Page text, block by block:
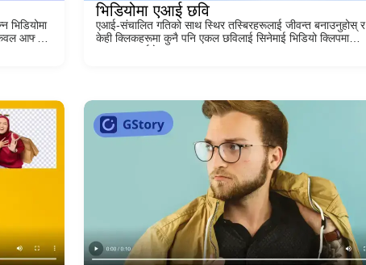
भिडियोमा
आफ्नो
भिडियोमा एआई छवि
एआई-संचालित गतिको साथ स्थिर तस्बिरहरूलाई जीवन्त बनाउनुहोस् र
केही क्लिकहरूमा कुनै पनि एकल छविलाई सिनेमाई भिडियो क्लिपमा
रूपान्तरण गर्नुहोस्।